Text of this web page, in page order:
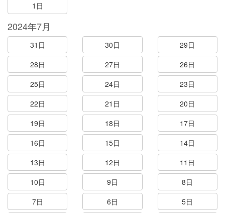
1日
2024年7月
31日 30日
29日
28日
27日
26日
25日
24日
23日
22日
21日
20日
19日
18日
17日
16日
15日
14日
13日
12日
11日
10日
9日
8日
7日
6日
5日